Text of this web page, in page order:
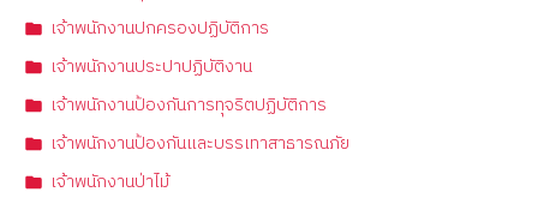
เจ้าพนักงานปกครองปฏิบัติการ
เจ้าพนักงานประปาปฏิบัติงาน
เจ้าพนักงานป้องกันการทุจริตปฏิบัติการ
เจ้าพนักงานป้องกันและบรรเทาสาธารณภัย
เจ้าพนักงานป่าไม้